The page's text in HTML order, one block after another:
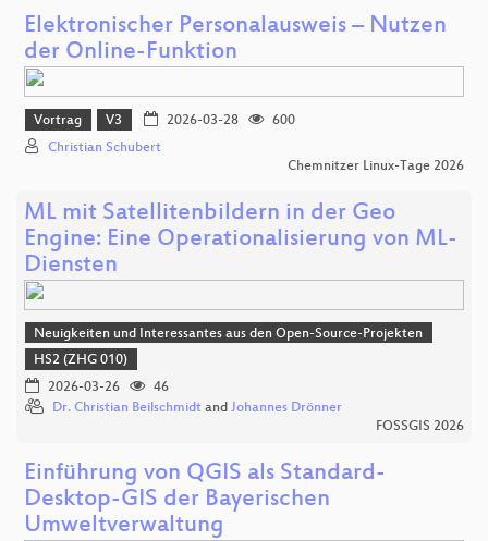
Elektronischer Personalausweis – Nutzen
der Online‑Funktion
Vortrag V3 2026-03-28
600
Christian Schubert
Chemnitzer Linux-Tage 2026
ML mit Satellitenbildern in der Geo
Engine: Eine Operationalisierung von ML-
Diensten
Neuigkeiten und Interessantes aus den Open-Source-Projekten
HS2 (ZHG 010)
2026-03-26
46
Dr. Christian Beilschmidt and Johannes Drönner
FOSSGIS 2026
Einführung von QGIS als Standard-
Desktop-GIS der Bayerischen
Umweltverwaltung